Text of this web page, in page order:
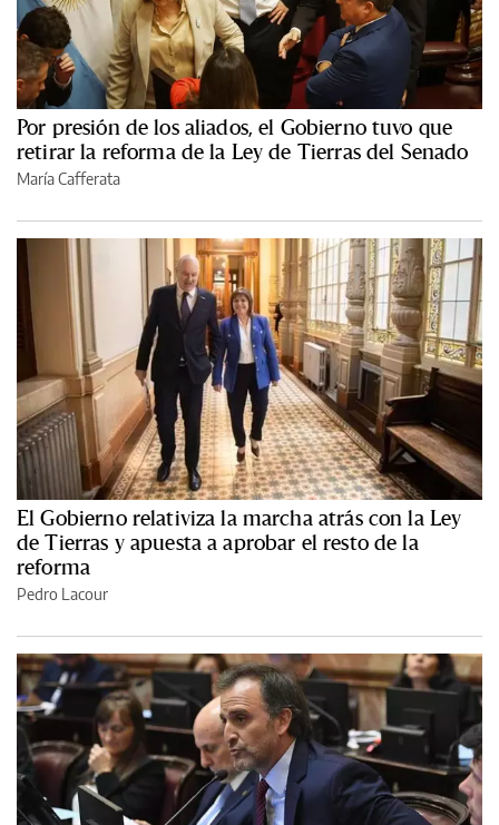
Por presión de los aliados, el Gobierno tuvo que
retirar la reforma de la Ley de Tierras del Senado
María Cafferata
El Gobierno relativiza la marcha atrás con la Ley
de Tierras y apuesta a aprobar el resto de la
reforma
Pedro Lacour